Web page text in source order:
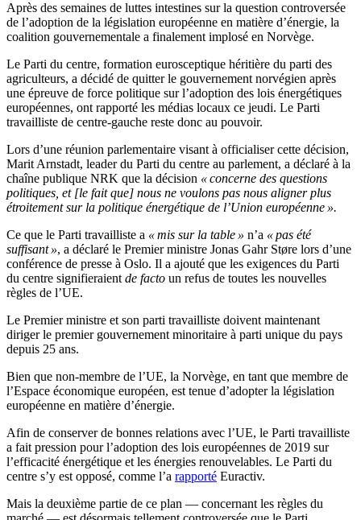
Après des semaines de luttes intestines sur la question controversée
de l’adoption de la législation européenne en matière d’énergie, la
coalition gouvernementale a finalement implosé en Norvège.
Le Parti du centre, formation eurosceptique héritière du parti des
agriculteurs, a décidé de quitter le gouvernement norvégien après
une épreuve de force politique sur l’adoption des lois énergétiques
européennes, ont rapporté les médias locaux ce jeudi. Le Parti
travailliste de centre-gauche reste donc au pouvoir.
Lors d’une réunion parlementaire visant à officialiser cette décision,
Marit Arnstadt, leader du Parti du centre au parlement, a déclaré à la
chaîne publique NRK que la décision « concerne des questions
politiques, et [le fait que] nous ne voulons pas nous aligner plus
étroitement sur la politique énergétique de l’Union européenne ».
Ce que le Parti travailliste a « mis sur la table » n’a « pas été
suffisant », a déclaré le Premier ministre Jonas Gahr Støre lors d’une
conférence de presse à Oslo. Il a ajouté que les exigences du Parti
du centre signifieraient de facto un refus de toutes les nouvelles
règles de l’UE.
Le Premier ministre et son parti travailliste doivent maintenant
diriger le premier gouvernement minoritaire à parti unique du pays
depuis 25 ans.
Bien que non-membre de l’UE, la Norvège, en tant que membre de
l’Espace économique européen, est tenue d’adopter la législation
européenne en matière d’énergie.
Afin de conserver de bonnes relations avec l’UE, le Parti travailliste
a fait pression pour l’adoption des lois européennes de 2019 sur
l’efficacité énergétique et les énergies renouvelables. Le Parti du
centre s’y est opposé, comme l’a rapporté Euractiv.
Mais la deuxième partie de ce plan — concernant les règles du